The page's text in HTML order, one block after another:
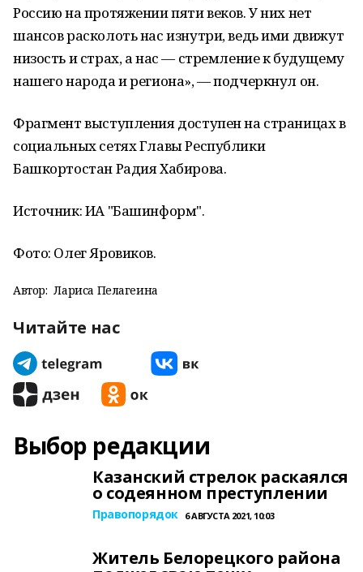
Россию на протяжении пяти веков. У них нет
шансов расколоть нас изнутри, ведь ими движут
низость и страх, а нас — стремление к будущему
нашего народа и региона», — подчеркнул он.
Фрагмент выступления доступен на страницах в
социальных сетях Главы Республики
Башкортостан Радия Хабирова.
Источник: ИА "Башинформ".
Фото: Олег Яровиков.
Автор: Лариса Пелагеина
Читайте нас
Выбор редакции
Казанский стрелок раскаялся
о содеянном преступлении
Правопорядок 6 АВГУСТА 2021, 10:03
Житель Белорецкого района